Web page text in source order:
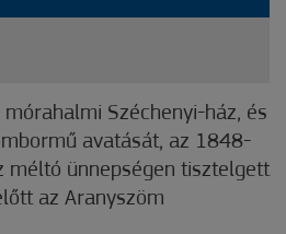
Széchenyi-ház, és
avatását, az 1848-
méltó ünnepségen tisztelgett
az Aranyszöm